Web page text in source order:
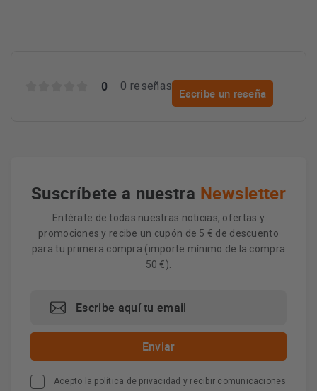
0 0 reseñas
Escribe un reseña
Suscríbete a nuestra Newsletter
Entérate de todas nuestras noticias, ofertas y
promociones y recibe un cupón de 5 € de descuento
para tu primera compra (importe mínimo de la compra
50 €).
Acepto la política de privacidad y recibir comunicaciones